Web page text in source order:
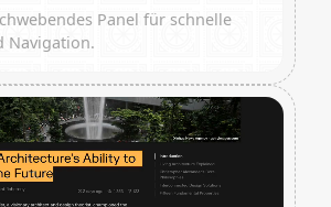
Panel für schnelle
Navigation.